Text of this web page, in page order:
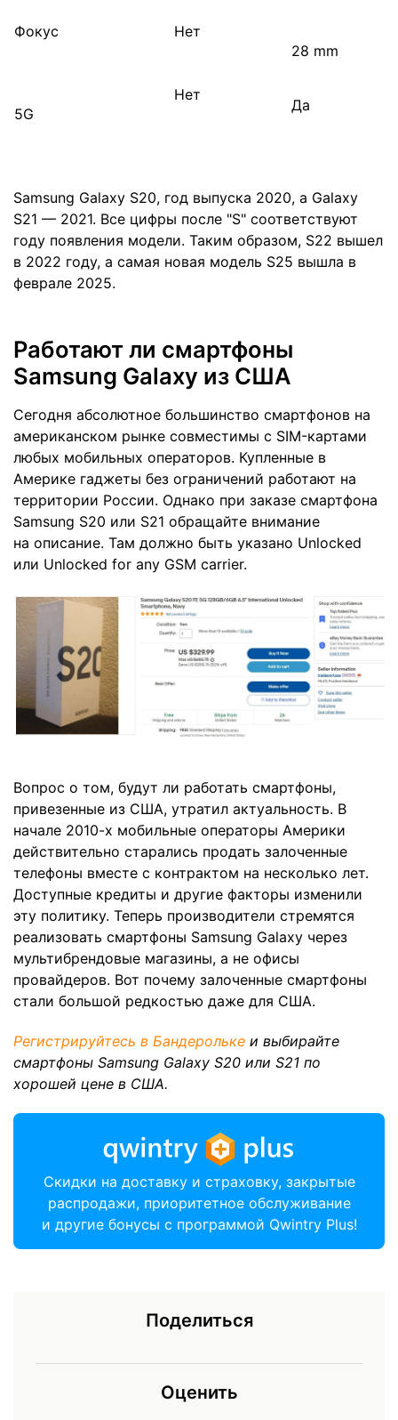
Фокус
Нет
28 mm
5G
Нет
Да
Samsung Galaxy S20, год выпуска 2020, а Galaxy
S21 — 2021. Все цифры после "S" соответствуют
году появления модели. Таким образом, S22 вышел
в 2022 году, а самая новая модель S25 вышла в
феврале 2025.
Работают ли смартфоны
Samsung Galaxy из США
Сегодня абсолютное большинство смартфонов на
американском рынке совместимы с SIM-картами
любых мобильных операторов. Купленные в
Америке гаджеты без ограничений работают на
территории России. Однако при заказе смартфона
Samsung S20 или S21 обращайте внимание
на описание. Там должно быть указано Unlocked
или Unlocked for any GSM carrier.
Вопрос о том, будут ли работать смартфоны,
привезенные из США, утратил актуальность. В
начале 2010-х мобильные операторы Америки
действительно старались продать залоченные
телефоны вместе с контрактом на несколько лет.
Доступные кредиты и другие факторы изменили
эту политику. Теперь производители стремятся
реализовать смартфоны Samsung Galaxy через
мультибрендовые магазины, а не офисы
провайдеров. Вот почему залоченные смартфоны
стали большой редкостью даже для США.
Регистрируйтесь в Бандерольке и выбирайте
смартфоны Samsung Galaxy S20 или S21 по
хорошей цене в США.
Скидки на доставку и страховку, закрытые
распродажи, приоритетное обслуживание
и другие бонусы с программой Qwintry Plus!
Поделиться
Оценить